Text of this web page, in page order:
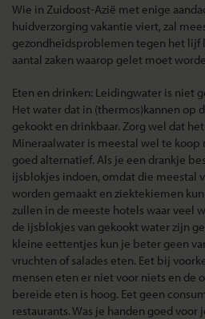
Wie in Zuidoost-Azië met enige
huidverzorging vakantie viert, zal
gezondheidsproblemen tegen het lijf
aantal zaken waarop gelet moet
Eten en drinken: Leidingwater is niet
Het water dat in (thermos)kannen op
gekookt en drinkbaar. Zorg wel dat
Mineraalwater is meestal wel te koop
goed alternatief. Als je een drankje
ijsblokjes indoen, omdat die meestal
worden gemaakt en ziektekiemen
zullen in de meeste hotels waar veel
de ijsblokjes van gekookt water zijn
kleine eettentjes kun je beter geen
vruchten of salades eten. Eet bij
mensen eten er niet voor niets en de
bereide eten is hoog. Eet geen
restaurants. Was je handen goed voor